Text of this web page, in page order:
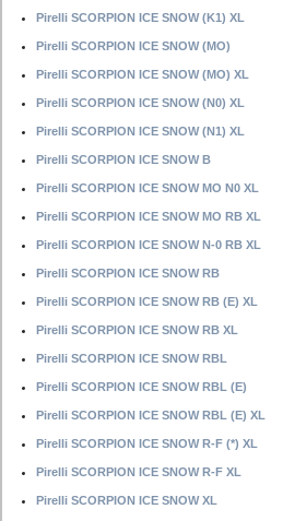
Pirelli SCORPION ICE SNOW (K1) XL
Pirelli SCORPION ICE SNOW (MO)
Pirelli SCORPION ICE SNOW (MO) XL
Pirelli SCORPION ICE SNOW (N0) XL
Pirelli SCORPION ICE SNOW (N1) XL
Pirelli SCORPION ICE SNOW B
Pirelli SCORPION ICE SNOW MO N0 XL
Pirelli SCORPION ICE SNOW MO RB XL
Pirelli SCORPION ICE SNOW N-0 RB XL
Pirelli SCORPION ICE SNOW RB
Pirelli SCORPION ICE SNOW RB (E) XL
Pirelli SCORPION ICE SNOW RB XL
Pirelli SCORPION ICE SNOW RBL
Pirelli SCORPION ICE SNOW RBL (E)
Pirelli SCORPION ICE SNOW RBL (E) XL
Pirelli SCORPION ICE SNOW R-F (*) XL
Pirelli SCORPION ICE SNOW R-F XL
Pirelli SCORPION ICE SNOW XL